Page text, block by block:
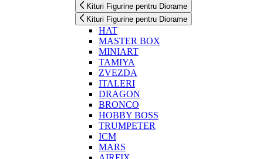
Kituri Figurine pentru Diorame
Kituri Figurine pentru Diorame
HAT
MASTER BOX
MINIART
TAMIYA
ZVEZDA
ITALERI
DRAGON
BRONCO
HOBBY BOSS
TRUMPETER
ICM
MARS